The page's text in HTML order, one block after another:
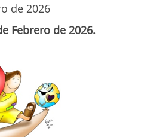
de 2026
Febrero de 2026.